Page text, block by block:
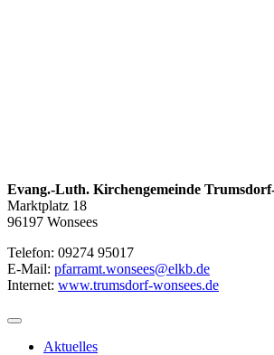
Evang.-Luth. Kirchengemeinde Trumsdorf-
Marktplatz 18
96197 Wonsees
Telefon: 09274 95017
E-Mail: pfarramt.wonsees@elkb.de
Internet: www.trumsdorf-wonsees.de
Aktuelles